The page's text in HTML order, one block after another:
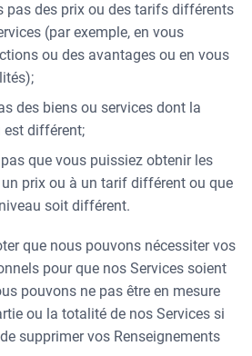
pas des prix ou des tarifs différents
(par exemple, en vous
ou des avantages ou en vous
des biens ou services dont la
est différent;
que vous puissiez obtenir les
prix ou à un tarif différent ou que
soit différent.
que nous pouvons nécessiter vos
pour que nos Services soient
pouvons ne pas être en mesure
ou la totalité de nos Services si
supprimer vos Renseignements